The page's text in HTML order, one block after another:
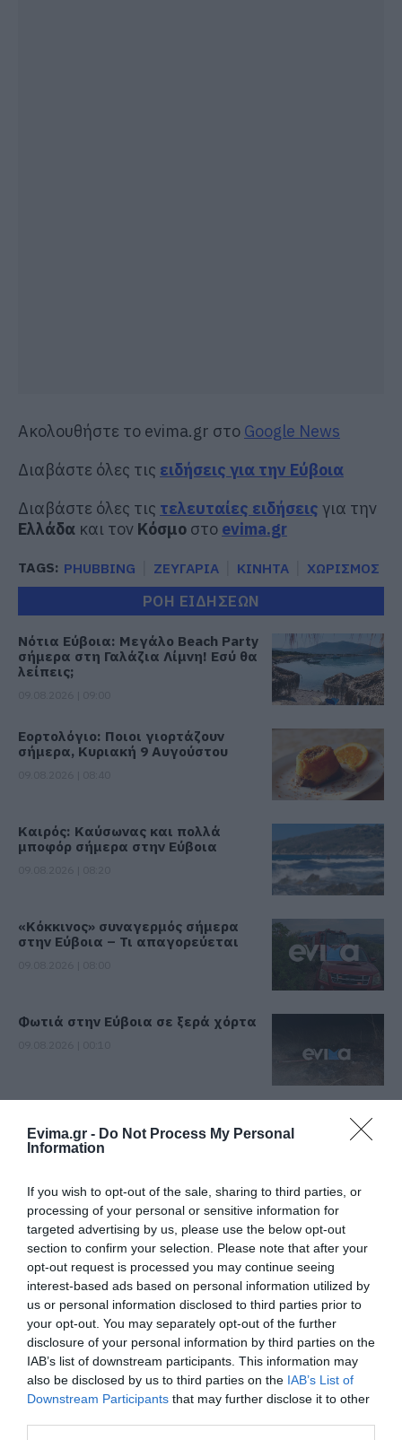
Evima.gr - Do Not Process My Personal
Information
If you wish to opt-out of the sale, sharing to third parties, or
processing of your personal or sensitive information for
targeted advertising by us, please use the below opt-out
section to confirm your selection. Please note that after your
opt-out request is processed you may continue seeing
interest-based ads based on personal information utilized by
us or personal information disclosed to third parties prior to
your opt-out. You may separately opt-out of the further
disclosure of your personal information by third parties on the
IAB’s list of downstream participants. This information may
also be disclosed by us to third parties on the IAB’s List of
Downstream Participants that may further disclose it to other
Ακολουθήστε το evima.gr στο Google News
Διαβάστε όλες τις ειδήσεις για την Εύβοια
Διαβάστε όλες τις τελευταίες ειδήσεις για την
Ελλάδα και τον Κόσμο στο evima.gr
TAGS: PHUBBING ΖΕΥΓΑΡΙΑ ΚΙΝΗΤΑ ΧΩΡΙΣΜΟΣ
ΡΟΗ ΕΙΔΗΣΕΩΝ
Νότια Εύβοια: Μεγάλο Beach Party
σήμερα στη Γαλάζια Λίμνη! Εσύ θα
λείπεις;
Εορτολόγιο: Ποιοι γιορτάζουν
σήμερα, Κυριακή 9 Αυγούστου
Καιρός: Καύσωνας και πολλά
μποφόρ σήμερα στην Εύβοια
«Κόκκινος» συναγερμός σήμερα
στην Εύβοια – Τι απαγορεύεται
Φωτιά στην Εύβοια σε ξερά χόρτα
Ιερά Μονή Οσίου Δαυΐδ έλαμψε
στη μεγάλη πανήγυρη της
08.08.2026 | 21:00
Φάνης Σπανός: 500.000 € για την
ενεργειακή αναβάθμιση του 4ου
Δημοτικού Σχολείου Λιβαδειάς
08.08.2026 | 20:40
Εύβοια: Τέλος στις παράνομες
χωματερές – Έρχονται πρόστιμα
χωρίς εξαιρέσεις
καταστροφικής πυρκαγιάς – Το
Όλες οι τελευταίες ειδήσεις
ΠΕΡΙΣΣΟΤΕΡΑ ΑΠΟ ΨΥΧΑΓΩΓΙΑ